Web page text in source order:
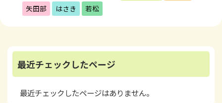
矢田部
はさき 若松
最近チェックしたページ
最近チェックしたページはありません。